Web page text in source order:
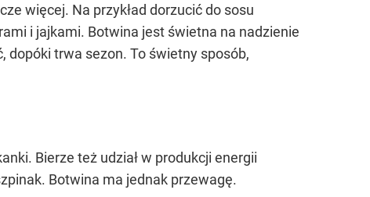
więcej. Na przykład dorzucić do sosu
i jajkami. Botwina jest świetna na nadzienie
dopóki trwa sezon. To świetny sposób,
Bierze też udział w produkcji energii
Botwina ma jednak przewagę.